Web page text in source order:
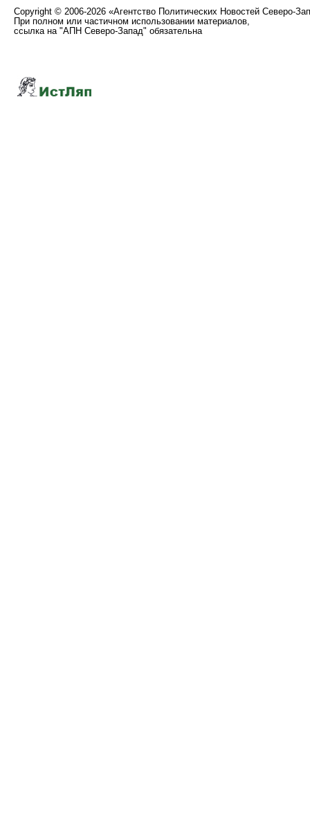
Copyright © 2006-2026 «Агентство Политических Новостей Северо-
При полном или частичном использовании материалов,
ссылка на "АПН Северо-Запад" обязательна